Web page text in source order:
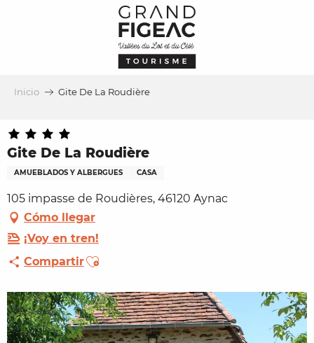
Inicio Gite De La Roudière
Gite De La Roudière
AMUEBLADOS Y ALBERGUES CASA
105 impasse de Roudières, 46120 Aynac
Cómo llegar
¡Voy en tren!
CompartirAjouter aux favoris